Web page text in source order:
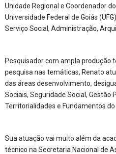
Unidade Regional e Coordenador
Universidade Federal de Goiás
Serviço Social, Administração,
Pesquisador com ampla produção
pesquisa nas temáticas, Renato
das áreas desenvolvimento,
Sociais, Seguridade Social, Gestão
Territorialidades e Fundamentos do
Sua atuação vai muito além da
técnico na Secretaria Nacional de